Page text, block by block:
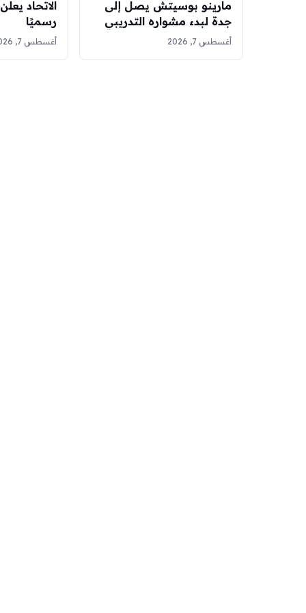
مارينو بوسيتش يصل إلى
جدة لبدء مشواره التدريبي
مع الأهلي
أغسطس 7, 2026
الاتحاد
رسميًا
أغسطس 7, 2026